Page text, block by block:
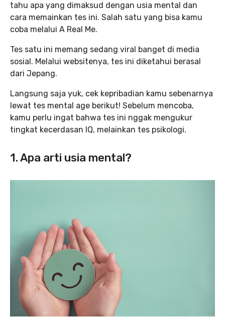
tahu apa yang dimaksud dengan usia mental dan
cara memainkan tes ini. Salah satu yang bisa kamu
coba melalui A Real Me.
Tes satu ini memang sedang viral banget di media
sosial. Melalui websitenya, tes ini diketahui berasal
dari Jepang.
Langsung saja yuk, cek kepribadian kamu sebenarnya
lewat tes mental age berikut! Sebelum mencoba,
kamu perlu ingat bahwa tes ini nggak mengukur
tingkat kecerdasan IQ, melainkan tes psikologi.
1. Apa arti usia mental?